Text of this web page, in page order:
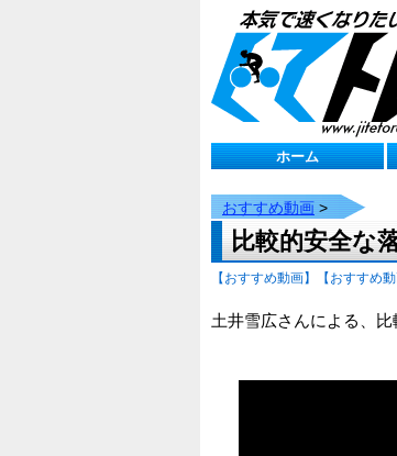
ホーム
おすすめ動画 >
比較的安全な
【おすすめ動画】 【おすすめ
土井雪広さんによる、